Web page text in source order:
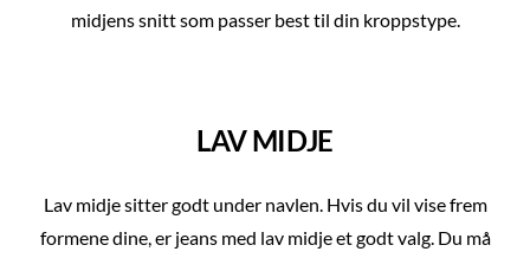
midjens snitt som passer best til din kroppstype.
LAV MIDJE
Lav midje sitter godt under navlen. Hvis du vil vise frem
formene dine, er jeans med lav midje et godt valg. Du må